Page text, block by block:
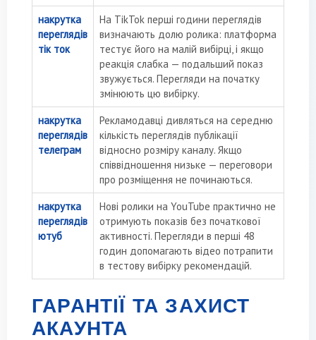
накрутка
переглядів
тік ток
На TikTok перші години переглядів
визначають долю ролика: платформа
тестує його на малій вибірці, і якщо
реакція слабка — подальший показ
звужується. Перегляди на початку
змінюють цю вибірку.
накрутка
переглядів
телеграм
Рекламодавці дивляться на середню
кількість переглядів публікації
відносно розміру каналу. Якщо
співвідношення низьке — переговори
про розміщення не починаються.
накрутка
переглядів
ютуб
Нові ролики на YouTube практично не
отримують показів без початкової
активності. Перегляди в перші 48
годин допомагають відео потрапити
в тестову вибірку рекомендацій.
ГАРАНТІЇ ТА ЗАХИСТ
АКАУНТА